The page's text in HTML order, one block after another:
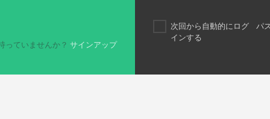
っていませんか？ サインアップ
次回から自動的にログ
インする
パ